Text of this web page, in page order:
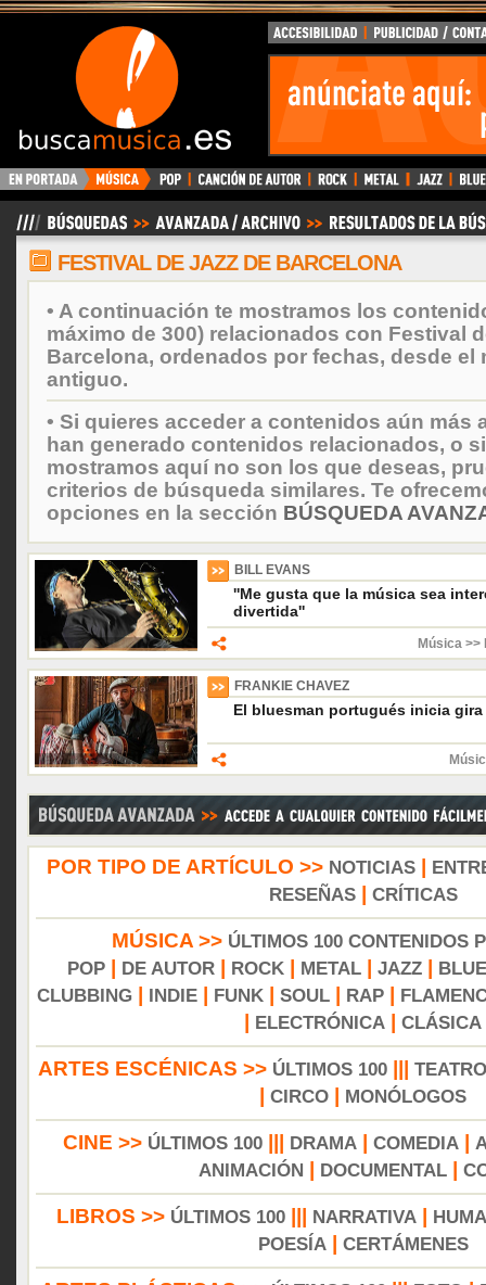
BuscaMusica.es
FESTIVAL DE JAZZ DE BARCELONA
• A continuación te mostramos los
máximo de 300) relacionados con Festival
Barcelona, ordenados por fechas, desde el
antiguo.
• Si quieres acceder a contenidos aún más
han generado contenidos relacionados, o
mostramos aquí no son los que deseas,
criterios de búsqueda similares. Te
opciones en la sección BÚSQUEDA
BILL EVANS
''Me gusta que la música sea
divertida''
Música
FRANKIE CHAVEZ
El bluesman portugués inicia gira
POR TIPO DE ARTÍCULO >> NOTICIAS|
RESEÑAS| CRÍTICAS
MÚSICA >> ÚLTIMOS 100 CONTENIDOS
POP
DE AUTOR ROCK METAL JAZZ
CLUBBING
INDIE FUNK SOUL RAP
ELECTRÓNICA CLÁSICA
ARTES ESCÉNICAS >> ÚLTIMOS 100||| TEATRO
CIRCO MONÓLOGOS
CINE >> ÚLTIMOS 100 DRAMA COMEDIA
ANIMACIÓN
DOCUMENTAL|
LIBROS >> ÚLTIMOS 100 NARRATIVA
POESÍA| CERTÁMENES